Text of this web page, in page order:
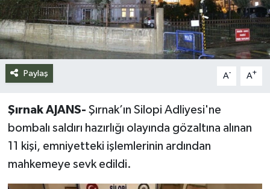
Paylaş A- A+
Şırnak AJANS- Şırnak’ın Silopi Adliyesi'ne
bombalı saldırı hazırlığı olayında gözaltına alınan
11 kişi, emniyetteki işlemlerinin ardından
mahkemeye sevk edildi.
Siyaset
Spor
Teknoloji
Yazarlar